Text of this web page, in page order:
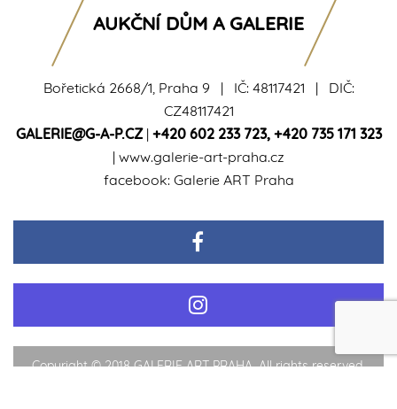
Bořetická 2668/1, Praha 9 | IČ: 48117421 | DIČ:
CZ48117421
GALERIE@G-A-P.CZ| +420 602 233 723, +420 735 171 323
| www.galerie-art-praha.cz
facebook: Galerie ART Praha
AUKČNÍ DŮM A GALERIE
Copyright © 2018 GALERIE ART PRAHA. All rights reserved.